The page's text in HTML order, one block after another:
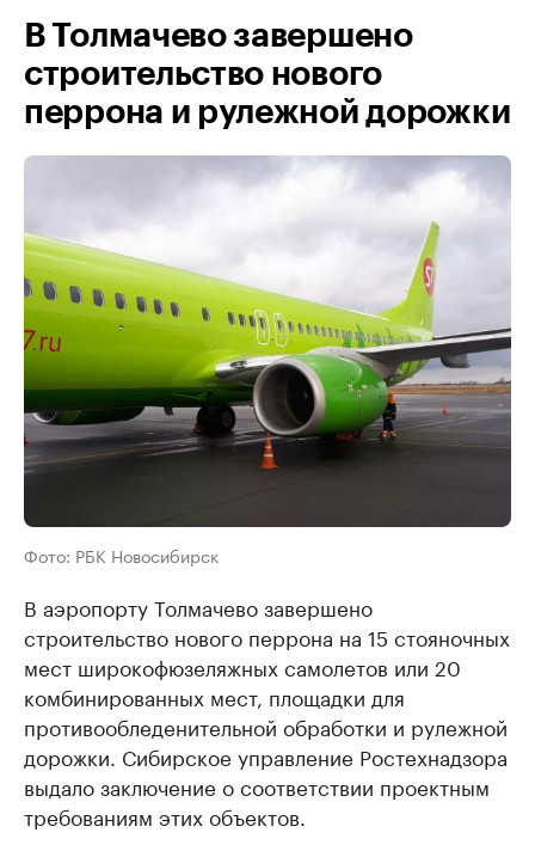
В Толмачево завершено
строительство нового
перрона и рулежной дорожки
Фото: РБК Новосибирск
В аэропорту Толмачево завершено
строительство нового перрона на 15 стояночных
мест широкофюзеляжных самолетов или 20
комбинированных мест, площадки для
противообледенительной обработки и рулежной
дорожки. Сибирское управление Ростехнадзора
выдало заключение о соответствии проектным
требованиям этих объектов.